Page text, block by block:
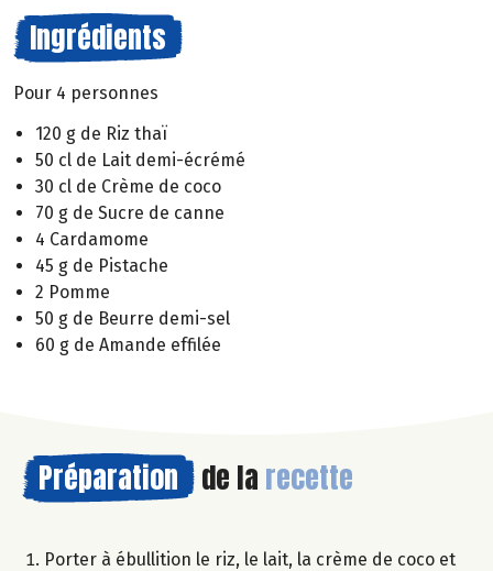
Ingrédients
Pour 4 personnes
120 g de Riz thaï
50 cl de Lait demi-écrémé
30 cl de Crème de coco
70 g de Sucre de canne
4 Cardamome
45 g de Pistache
2 Pomme
50 g de Beurre demi-sel
60 g de Amande effilée
Préparation de la recette
Porter à ébullition le riz, le lait, la crème de coco et